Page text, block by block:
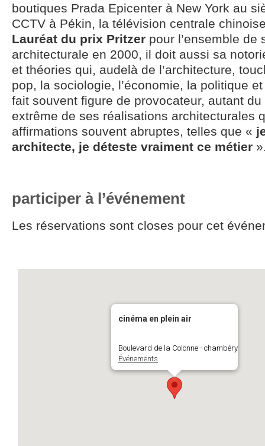
boutiques Prada Epicenter à New York au
CCTV à Pékin, la télévision centrale
Lauréat du prix Pritzer pour l’ensemble
architecturale en 2000, il doit aussi sa
et théories qui, audelà de l’architecture,
pop, la sociologie, l’économie, la politique
fait souvent figure de provocateur, autant
extrême de ses réalisations architecturales
affirmations souvent abruptes, telles que «
architecte, je déteste vraiment ce métier
participer à l’événement
Les réservations sont closes pour cet
cinéma en plein air
Boulevard de la Colonne - chambéry
Événements